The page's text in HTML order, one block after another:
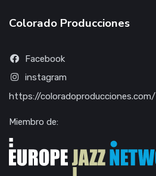
Colorado Producciones
Facebook
instagram
https://coloradoproducciones.com/
Miembro de: